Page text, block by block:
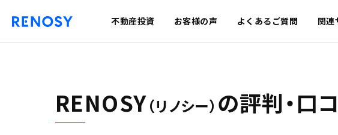
不動産投資 お客様の声 よくあるご質問 関連
RENOSY（リノシー） の評判・口